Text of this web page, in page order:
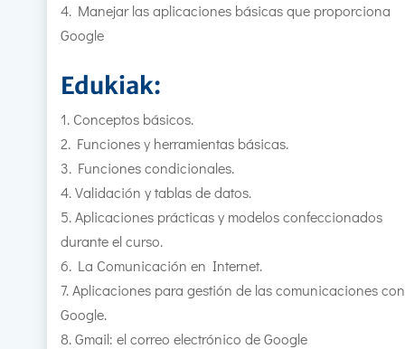
4. Manejar las aplicaciones básicas que proporciona
Google
Edukiak:
1. Conceptos básicos.
2. Funciones y herramientas básicas.
3. Funciones condicionales.
4. Validación y tablas de datos.
5. Aplicaciones prácticas y modelos confeccionados
durante el curso.
6. La Comunicación en Internet.
7. Aplicaciones para gestión de las comunicaciones con
Google.
8. Gmail: el correo electrónico de Google